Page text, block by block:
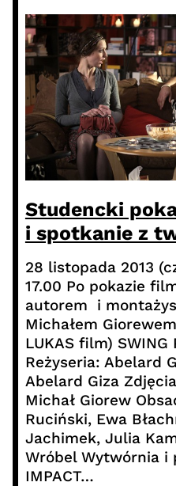
Studencki
i spotkanie z
28 listopada 2013
17.00 Po pokazie
autorem i
Michałem
LUKAS film) SWING
Reżyseria: Abelard
Abelard Giza
Michał Giorew
Ruciński, Ewa
Jachimek, Julia
Wróbel Wytwórnia i
IMPACT…